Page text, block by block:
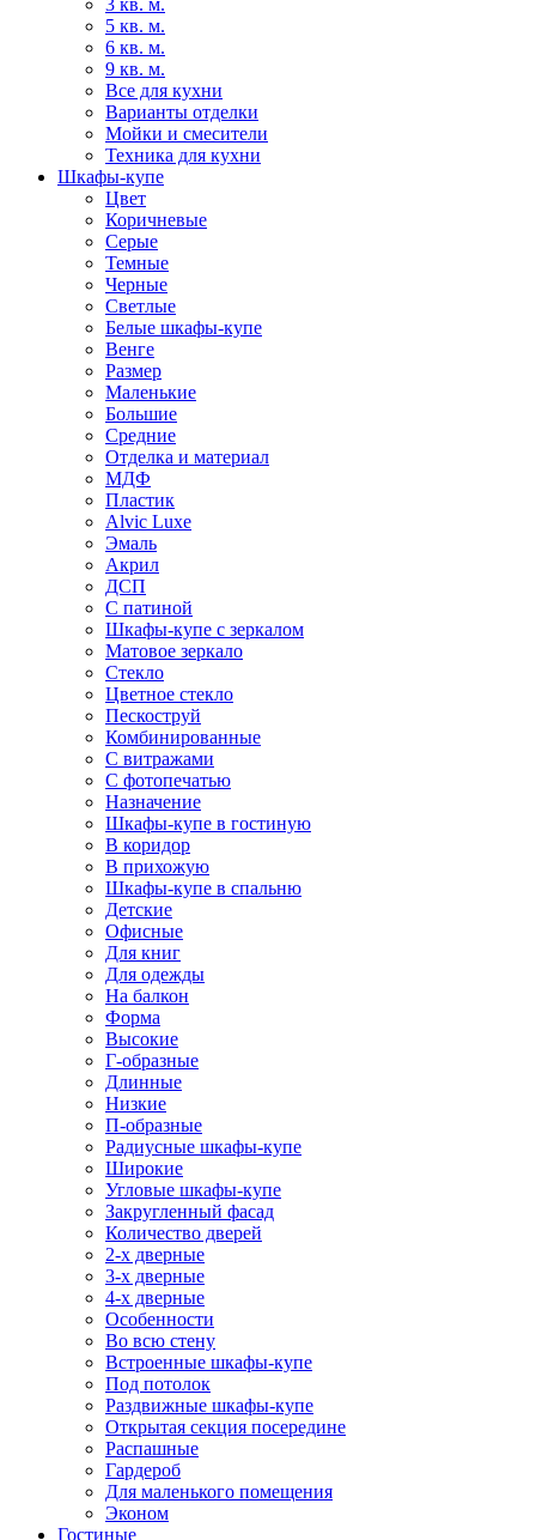
3 кв. м.
5 кв. м.
6 кв. м.
9 кв. м.
Все для кухни
Варианты отделки
Мойки и смесители
Техника для кухни
Шкафы-купе
Цвет
Коричневые
Серые
Темные
Черные
Светлые
Белые шкафы-купе
Венге
Размер
Маленькие
Большие
Средние
Отделка и материал
МДФ
Пластик
Alvic Luxe
Эмаль
Акрил
ДСП
С патиной
Шкафы-купе с зеркалом
Матовое зеркало
Стекло
Цветное стекло
Пескоструй
Комбинированные
С витражами
С фотопечатью
Назначение
Шкафы-купе в гостиную
В коридор
В прихожую
Шкафы-купе в спальню
Детские
Офисные
Для книг
Для одежды
На балкон
Форма
Высокие
Г-образные
Длинные
Низкие
П-образные
Радиусные шкафы-купе
Широкие
Угловые шкафы-купе
Закругленный фасад
Количество дверей
2-х дверные
3-х дверные
4-х дверные
Особенности
Во всю стену
Встроенные шкафы-купе
Под потолок
Раздвижные шкафы-купе
Открытая секция посередине
Распашные
Гардероб
Для маленького помещения
Эконом
Гостиные